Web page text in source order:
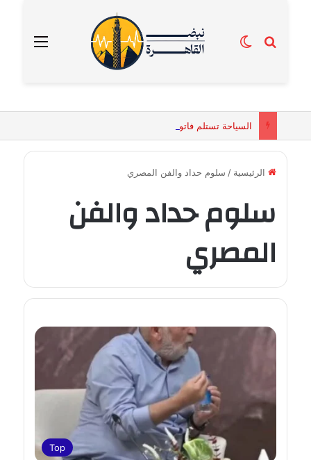
القائمة بحث عنالوضع المظلم
الرئيسية / سلوم حداد والفن المصري
سلوم حداد والفن
المصري
Top